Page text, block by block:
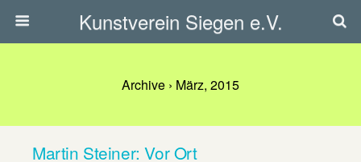
Kunstverein Siegen e.V.
Archive › März, 2015
Martin Steiner: Vor Ort